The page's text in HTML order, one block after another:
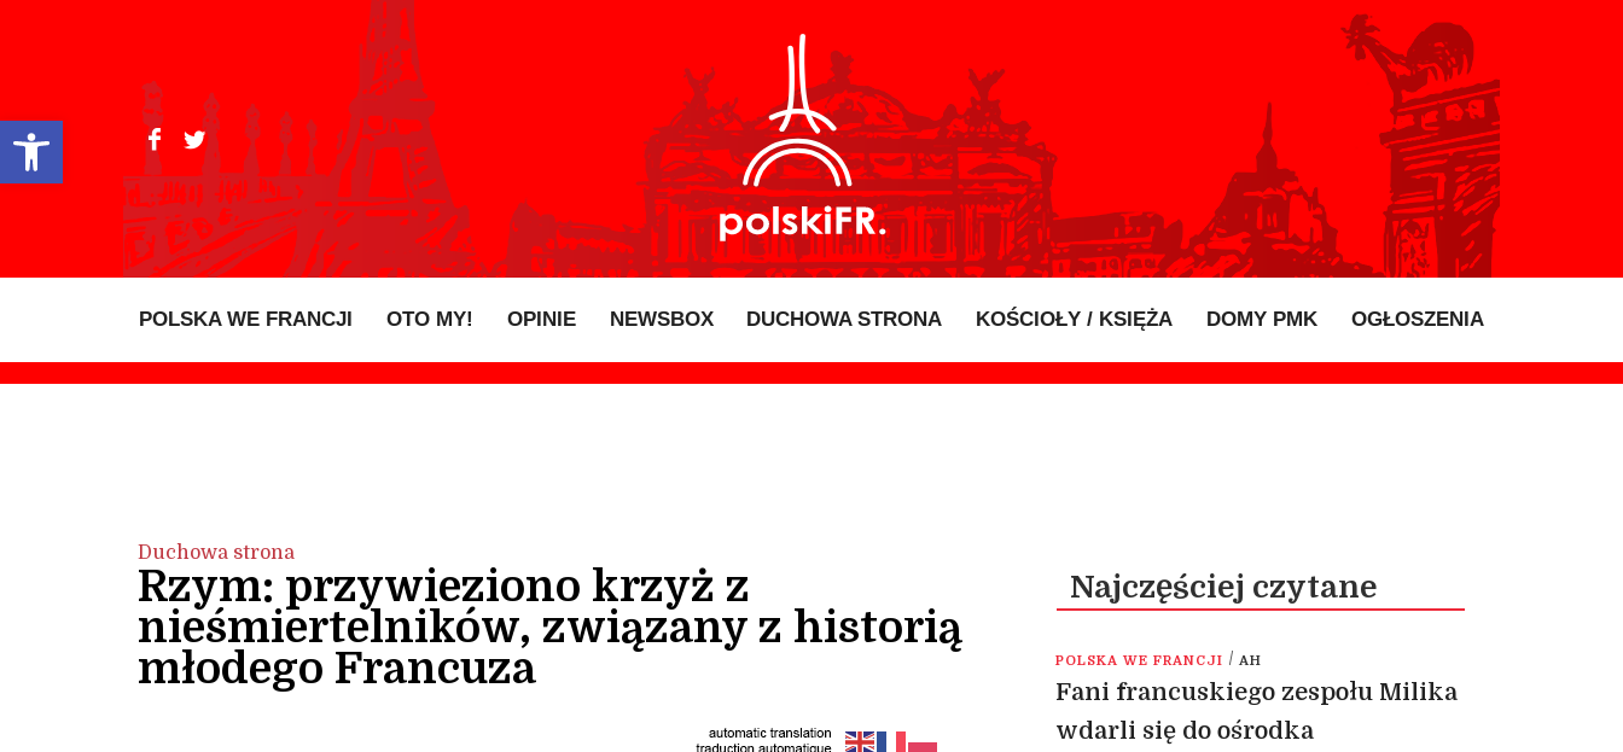
Open toolbar
POLSKA WE FRANCJI OTO MY! OPINIE NEWSBOX DUCHOWA STRONA KOŚCIOŁY / KSIĘŻA DOMY PMK OGŁOSZENIA
Duchowa strona
Rzym: przywieziono krzyż z
nieśmiertelników, związany z historią
młodego Francuza
Najczęściej czytane
POLSKA WE FRANCJI / AH
Fani francuskiego zespołu Milika
wdarli się do ośrodka